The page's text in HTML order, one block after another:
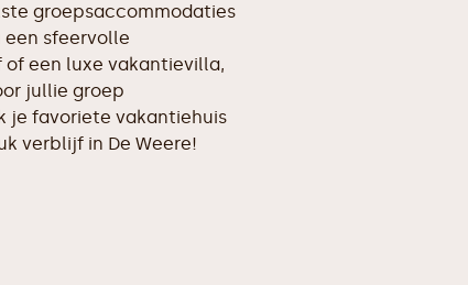
groepsaccommodaties
een sfeervolle
een luxe vakantievilla,
jullie groep
je favoriete vakantiehuis
verblijf in De Weere!